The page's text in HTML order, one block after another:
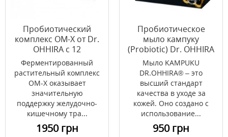
Пробиотический
комплекс ОМ-Х от Dr.
OHHIRA с 12
штаммами
молочнокислых
бактерий №30
Ферментированный
растительный комплекс
ОМ-Х оказывает
значительную
поддержку желудочно-
кишечному тра...
1950 грн
Пробиотическое
мыло кампуку
(Probiotic) Dr. OHHIRA
80 г
Мыло KAMPUKU
DR.OHHIRA® – это
высший стандарт
качества в уходе за
кожей. Оно создано с
использование...
950 грн